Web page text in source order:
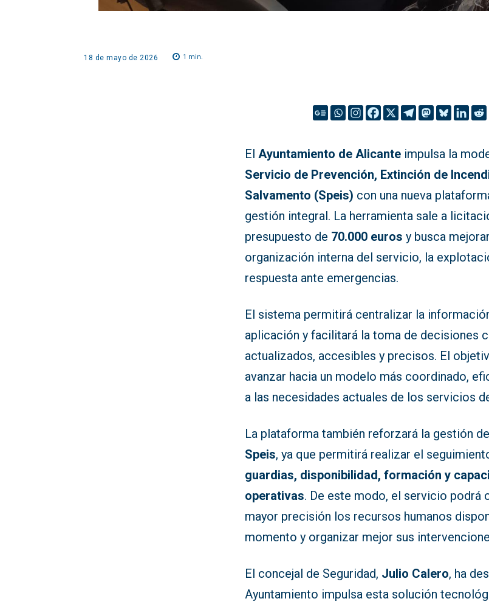
18 de mayo de 2026 1 min.
ElAyuntamiento de Alicante impulsa la
Servicio de Prevención, Extinción de
Salvamento (Speis) con una nueva
gestión integral. La herramienta sale a
presupuesto de 70.000 euros y busca
organización interna del servicio, la
respuesta ante emergencias.
El sistema permitirá centralizar la
aplicación y facilitará la toma de decisiones
actualizados, accesibles y precisos. El
avanzar hacia un modelo más coordinado,
a las necesidades actuales de los servicios
La plataforma también reforzará la gestión
Speis, ya que permitirá realizar el
guardias, disponibilidad, formación y
operativas. De este modo, el servicio podrá
mayor precisión los recursos humanos
momento y organizar mejor sus
El concejal de Seguridad, Julio Calero, ha
Ayuntamiento impulsa esta solución